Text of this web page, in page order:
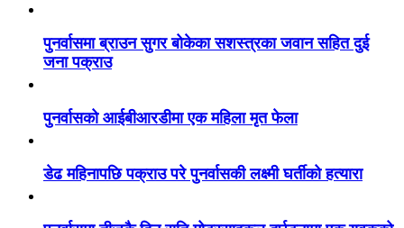
पुनर्वासमा ब्राउन सुगर बोकेका सशस्त्रका जवान सहित दुई
जना पक्राउ
पुनर्वासको आईबीआरडीमा एक महिला मृत फेला
डेढ महिनापछि पक्राउ परे पुनर्वासकी लक्ष्मी घर्तीको हत्यारा